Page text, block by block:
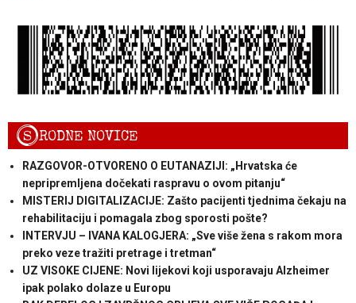
SRODNE NOVICE
RAZGOVOR-OTVORENO O EUTANAZIJI: „Hrvatska će
nepripremljena dočekati raspravu o ovom pitanju“
MISTERIJ DIGITALIZACIJE: Zašto pacijenti tjednima čekaju na
rehabilitaciju i pomagala zbog sporosti pošte?
INTERVJU – IVANA KALOGJERA: „Sve više žena s rakom mora
preko veze tražiti pretrage i tretman“
UZ VISOKE CIJENE: Novi lijekovi koji usporavaju Alzheimer
ipak polako dolaze u Europu